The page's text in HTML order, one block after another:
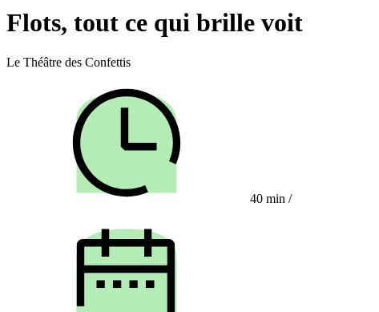
Flots, tout ce qui brille voit
Le Théâtre des Confettis
40 min /